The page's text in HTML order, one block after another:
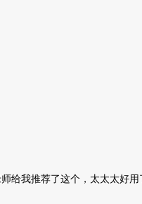
给我推荐了这个，太太太好用